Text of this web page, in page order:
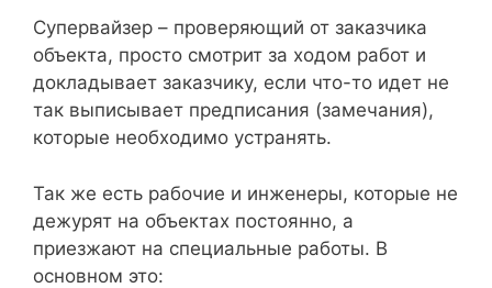
Супервайзер – проверяющий от заказчика
объекта, просто смотрит за ходом работ и
докладывает заказчику, если что-то идет не
так выписывает предписания (замечания),
которые необходимо устранять.
Так же есть рабочие и инженеры, которые не
дежурят на объектах постоянно, а
приезжают на специальные работы. В
основном это: